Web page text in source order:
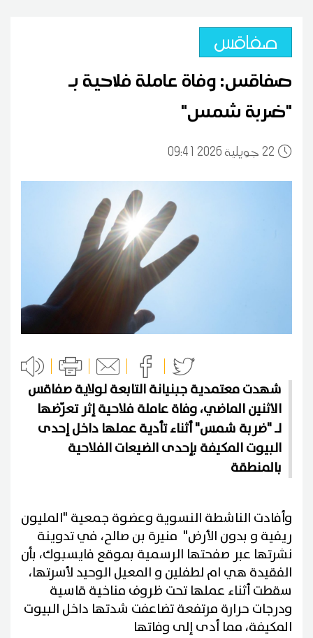
صفاقس
صفاقس: وفاة عاملة فلاحية بـ
"ضربة شمس"
22 09:41 2026 جويلية
شهدت معتمدية جبنيانة التابعة لولاية صفاقس
الاثنين الماضي، وفاة عاملة فلاحية إثر تعرّضها
لـ "ضربة شمس" أثناء تأدية عملها داخل إحدى
البيوت المكيفة بإحدى الضيعات الفلاحية
بالمنطقة
وأفادت الناشطة النسوية وعضوة جمعية "المليون
ريفية و بدون الأرض" منيرة بن صالح، في تدوينة
نشرتها عبر صفحتها الرسمية بموقع فايسبوك، بأن
الفقيدة هي ام لطفلين و المعيل الوحيد لأسرتها،
سقطت أثناء عملها تحت ظروف مناخية قاسية
ودرجات حرارة مرتفعة تضاعفت شدتها داخل البيوت
المكيفة، مما أدى إلى وفاتها